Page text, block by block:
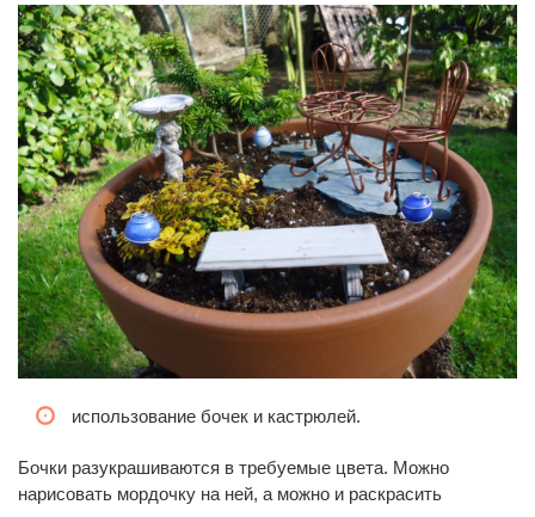
использование бочек и кастрюлей.
Бочки разукрашиваются в требуемые цвета. Можно
нарисовать мордочку на ней, а можно и раскрасить